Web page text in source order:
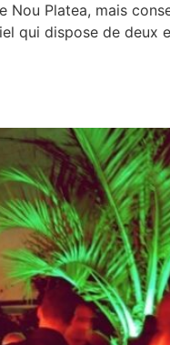
Platea, mais
qui dispose de deux